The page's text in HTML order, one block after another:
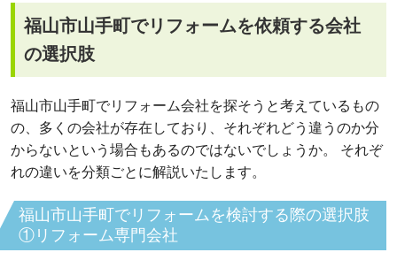
福山市山手町でリフォームを依頼する会社
の選択肢
福山市山手町でリフォーム会社を探そうと考えているもの
の、多くの会社が存在しており、それぞれどう違うのか分
からないという場合もあるのではないでしょうか。 それぞ
れの違いを分類ごとに解説いたします。
福山市山手町でリフォームを検討する際の選択肢
①リフォーム専門会社